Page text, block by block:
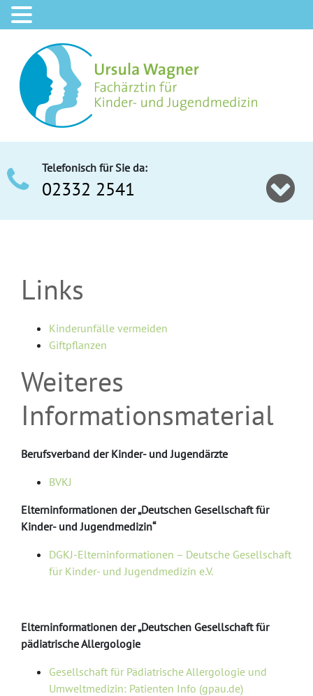
Telefonisch für Sie da:
02332 2541
Links
Kinderunfälle vermeiden
Giftpflanzen
Weiteres
Informationsmaterial
Berufsverband der Kinder- und Jugendärzte
BVKJ
Elterninformationen der „Deutschen Gesellschaft für
Kinder- und Jugendmedizin“
DGKJ-Elterninformationen – Deutsche Gesellschaft
für Kinder- und Jugendmedizin e.V.
Elterninformationen der „Deutschen Gesellschaft für
pädiatrische Allergologie
Gesellschaft für Pädiatrische Allergologie und
Umweltmedizin: Patienten Info (gpau.de)